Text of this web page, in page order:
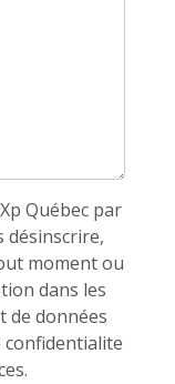
Québec par
désinscrire,
moment ou
dans les
de données
confidentialite